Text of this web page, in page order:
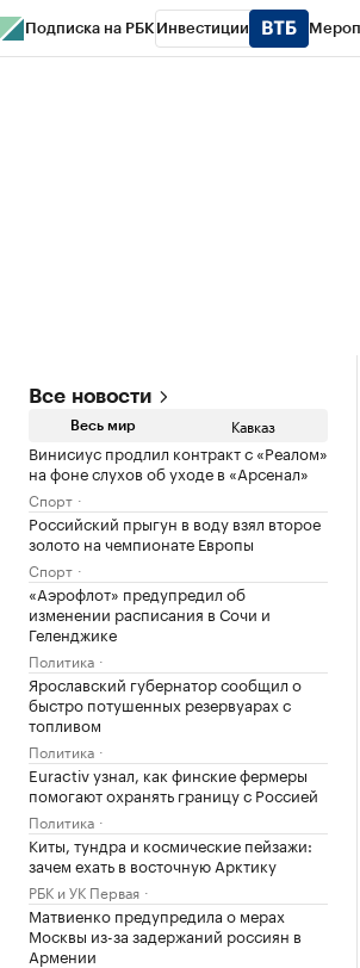
Подписка на РБК Инвестиции
Все новости
Весь мир Кавказ
Винисиус продлил контракт с «Реалом»
на фоне слухов об уходе в «Арсенал»
Спорт
Российский прыгун в воду взял второе
золото на чемпионате Европы
Спорт
«Аэрофлот» предупредил об
изменении расписания в Сочи и
Геленджике
Политика
Ярославский губернатор сообщил о
быстро потушенных резервуарах с
топливом
Политика
Euractiv узнал, как финские фермеры
помогают охранять границу с Россией
Политика
Киты, тундра и космические пейзажи:
зачем ехать в восточную Арктику
РБК и УК Первая
Матвиенко предупредила о мерах
Москвы из-за задержаний россиян в
Армении